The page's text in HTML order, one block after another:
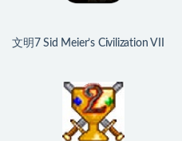
文明7 Sid Meier’s Civilization VII